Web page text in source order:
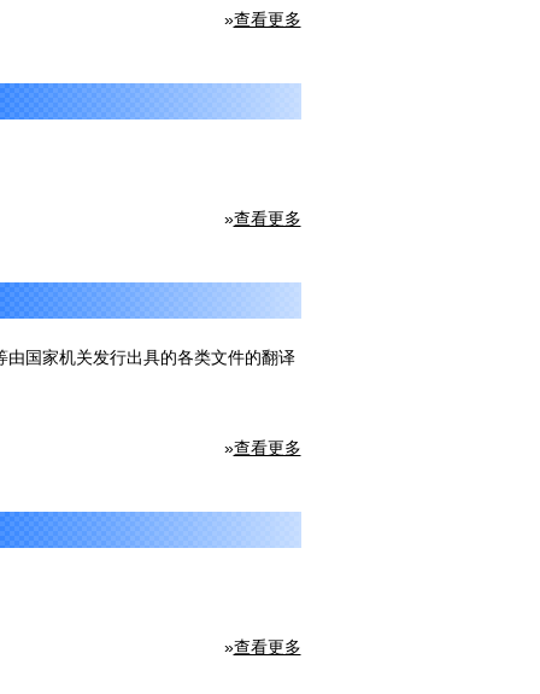
»查看更多
»查看更多
国家机关发行出具的各类文件的翻译
»查看更多
»查看更多